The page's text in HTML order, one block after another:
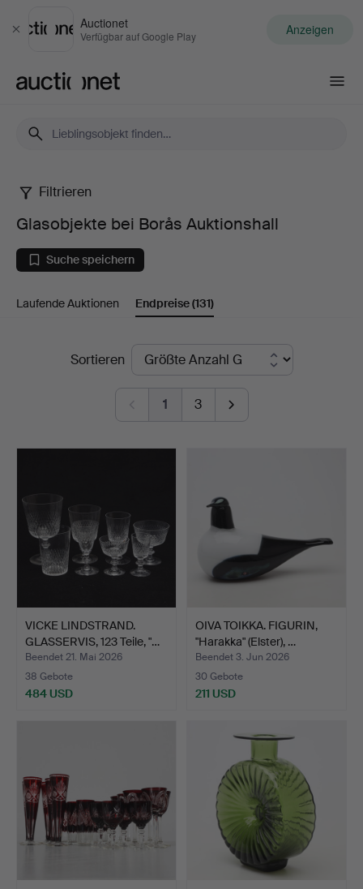
Schließen
Auctionet
Verfügbar auf Google Play Anzeigen
Glasobjekte
bei
Borås
Auktionshall
Filtrieren
Glasobjekte bei Borås Auktionshall
Suche speichern
Laufende Auktionen Endpreise(131)
EndpreiseSortieren
1 3
VICKE LINDSTRAND.
GLASSERVIS, 123 Teile, "…
Beendet 21. Mai 2026
38 Gebote
484 USD
OIVA TOIKKA. FIGURIN,
"Harakka" (Elster), …
Beendet 3. Jun 2026
30 Gebote
211 USD